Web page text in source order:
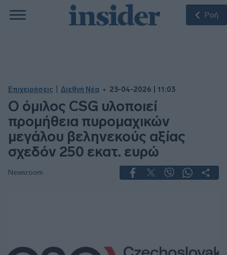
Ροή
Επιχειρήσεις Διεθνή Νέα 23-04-2026 | 11:03
Ο όμιλος CSG υλοποιεί
προμήθεια πυρομαχικών
μεγάλου βεληνεκούς αξίας
σχεδόν 250 εκατ. ευρώ
Newsroom